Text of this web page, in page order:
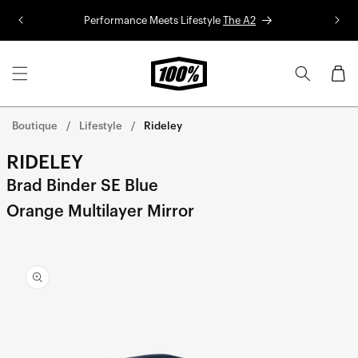
Performance Meets Lifestyle The A2
Panier
Boutique Lifestyle Rideley
RIDELEY
Brad Binder SE Blue
Orange Multilayer Mirror
informations
sur le